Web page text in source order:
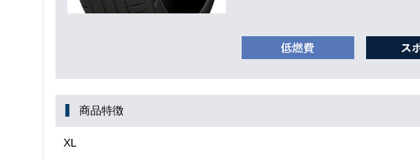
商品特徴
XL